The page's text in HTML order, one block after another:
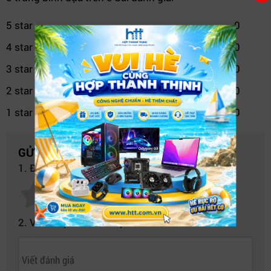
thiết bị hoạt động mượt mà trên kết nối wifi.
5 star
0
4 star
0
3 star
0
2 star
0
1 star
0
GỬI NHẬN XÉT CỦA BẠN
1. Đánh giá của bạn về sản phẩm này:
2. Viết nhận xét của bạn vào bên dưới: